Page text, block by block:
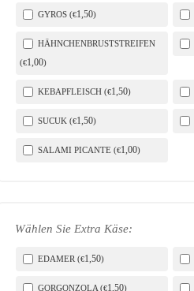
GYROS (€1,50)
HÄHNCHENBRUSTSTREIFEN
(€1,00)
KEBAPFLEISCH (€1,50)
SUCUK (€1,50)
SALAMI PICANTE (€1,00)
Wählen Sie Extra Käse:
EDAMER (€1,50)
GORGONZOLA (€1,50)